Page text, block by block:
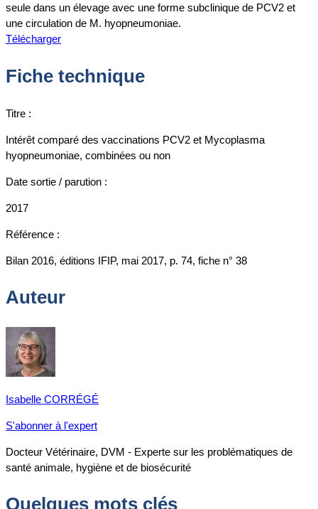
seule dans un élevage avec une forme subclinique de PCV2 et
une circulation de M. hyopneumoniae.
Télécharger
Fiche technique
Titre :
Intérêt comparé des vaccinations PCV2 et Mycoplasma
hyopneumoniae, combinées ou non
Date sortie / parution :
2017
Référence :
Bilan 2016, éditions IFIP, mai 2017, p. 74, fiche n° 38
Auteur
Isabelle CORRÉGÉ
S'abonner à l'expert
Docteur Vétérinaire, DVM - Experte sur les problématiques de
santé animale, hygiène et de biosécurité
Quelques mots clés